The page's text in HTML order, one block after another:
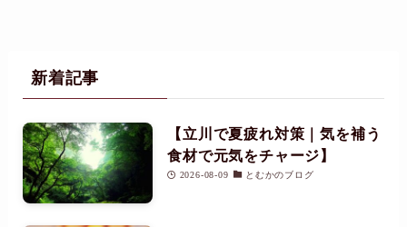
新着記事
【立川で夏疲れ対策｜気を補う
食材で元気をチャージ】
2026-08-09 とむかのブログ